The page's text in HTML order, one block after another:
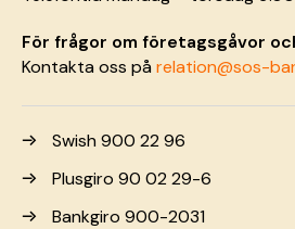
För frågor om företagsgåvor
Kontakta oss pårelation@sos-
Swish 900 22 96
Plusgiro 90 02 29-6
Bankgiro 900-2031